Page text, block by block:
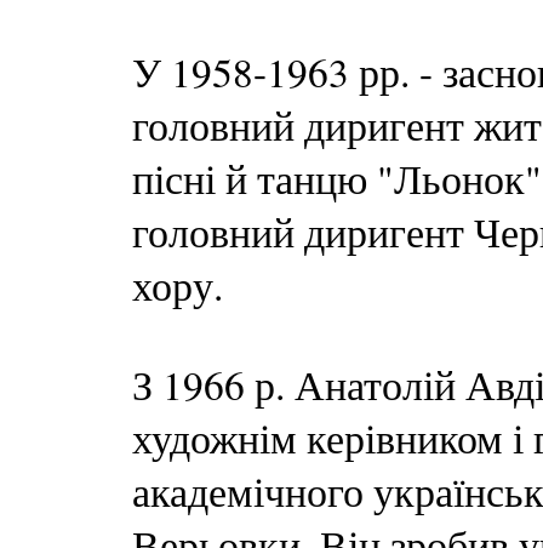
У 1958-1963 рр. -
головний диригент
пісні й танцю
головний диригент
хору.
З 1966 р. Анатолій
художнім керівником
академічного